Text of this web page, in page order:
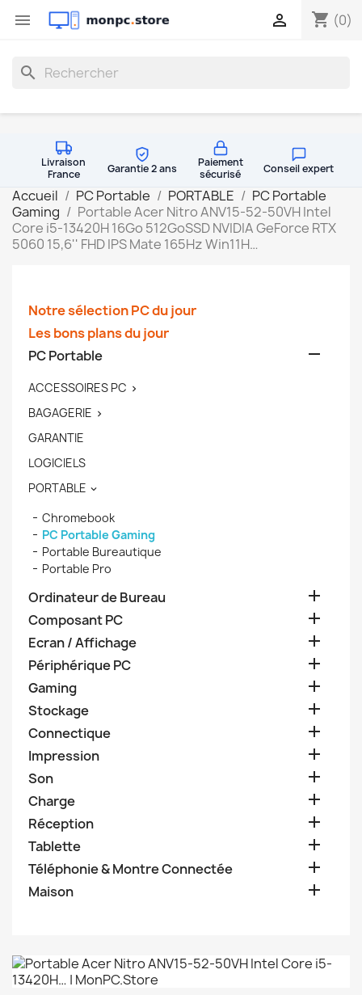
 shopping_cart (0)

search
Livraison
France
Garantie 2 ans
Paiement
sécurisé
Conseil expert
Accueil PC Portable PORTABLE
PC Portable
Gaming
Portable Acer Nitro ANV15-52-50VH Intel
Core i5-13420H 16Go 512GoSSD NVIDIA GeForce RTX
5060 15,6'' FHD IPS Mate 165Hz Win11H…
Notre sélection PC du jour
Les bons plans du jour
PC Portable

ACCESSOIRES PC 
BAGAGERIE 
GARANTIE
LOGICIELS
PORTABLE 
Chromebook
PC Portable Gaming
Portable Bureautique
Portable Pro
Ordinateur de Bureau 
Composant PC 
Ecran / Affichage 
Périphérique PC 
Gaming 
Stockage 
Connectique 
Impression 
Son 
Charge 
Réception 
Tablette 
Téléphonie & Montre Connectée 
Maison 